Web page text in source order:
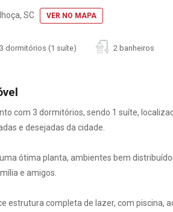
SC VER NO MAPA
3 dormitórios (1 suíte) 2 banheiros
com 3 dormitórios, sendo 1 suíte,
e desejadas da cidade.
ótima planta, ambientes bem
e amigos.
estrutura completa de lazer, com piscina,